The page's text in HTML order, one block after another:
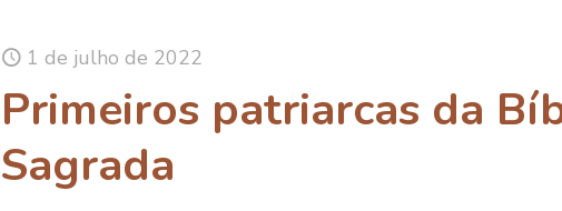
1 de julho de 2022
Primeiros patriarcas da
Sagrada